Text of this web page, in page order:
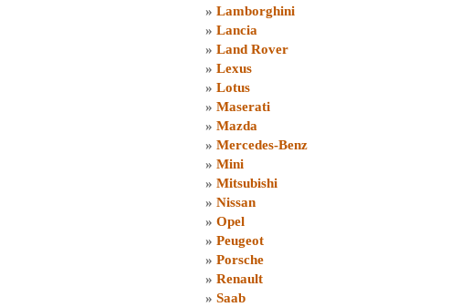
» Lamborghini
» Lancia
» Land Rover
» Lexus
» Lotus
» Maserati
» Mazda
» Mercedes-Benz
» Mini
» Mitsubishi
» Nissan
» Opel
» Peugeot
» Porsche
» Renault
» Saab